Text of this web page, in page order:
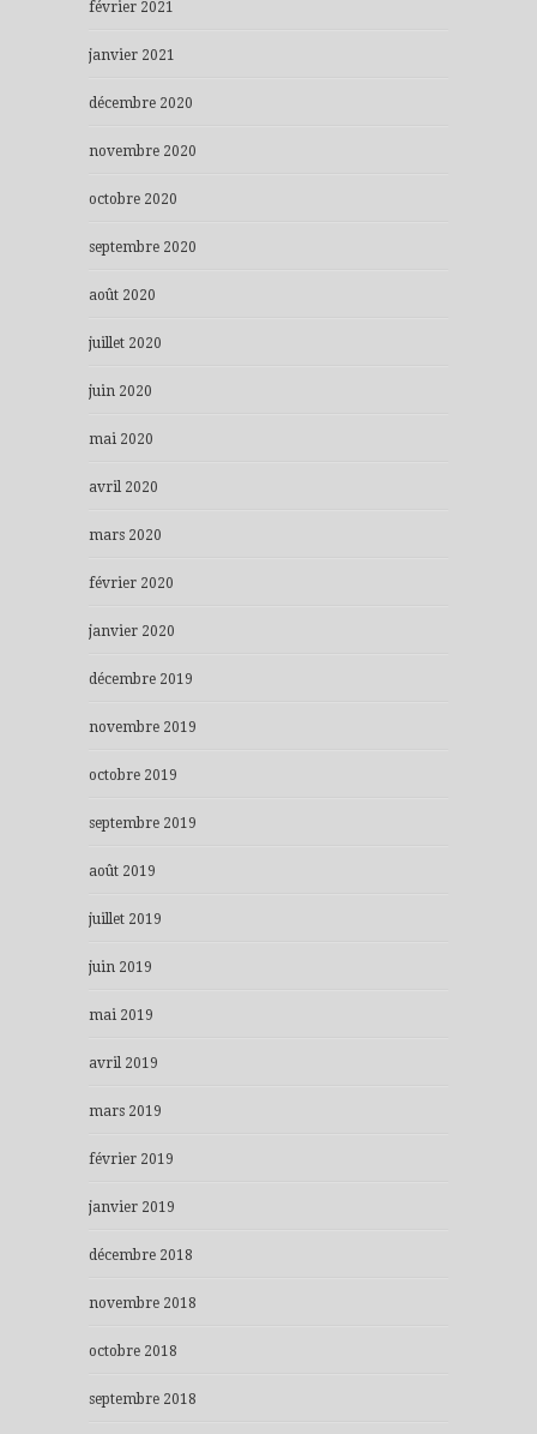
février 2021
janvier 2021
décembre 2020
novembre 2020
octobre 2020
septembre 2020
août 2020
juillet 2020
juin 2020
mai 2020
avril 2020
mars 2020
février 2020
janvier 2020
décembre 2019
novembre 2019
octobre 2019
septembre 2019
août 2019
juillet 2019
juin 2019
mai 2019
avril 2019
mars 2019
février 2019
janvier 2019
décembre 2018
novembre 2018
octobre 2018
septembre 2018